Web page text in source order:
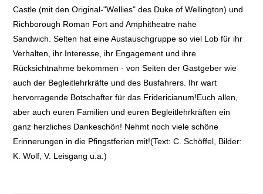
Castle (mit den Original-"Wellies" des Duke of Wellington) und
Richborough Roman Fort and Amphitheatre nahe
Sandwich. Selten hat eine Austauschgruppe so viel Lob für ihr
Verhalten, ihr Interesse, ihr Engagement und ihre
Rücksichtnahme bekommen - von Seiten der Gastgeber wie
auch der Begleitlehrkräfte und des Busfahrers. Ihr wart
hervorragende Botschafter für das Fridericianum!Euch allen,
aber auch euren Familien und euren Begleitlehrkräften ein
ganz herzliches Dankeschön! Nehmt noch viele schöne
Erinnerungen in die Pfingstferien mit!(Text: C. Schöffel, Bilder:
K. Wolf, V. Leisgang u.a.)